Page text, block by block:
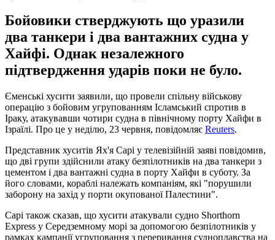
Бойовики стверджують що уразили
два танкери і два вантажних судна у
Хайфі. Однак незалежного
підтвердження ударів поки не було.
Єменські хусити заявили, що провели спільну військову
операцію з бойовим угрупованням Ісламський спротив в
Іраку, атакувавши чотири судна в північному порту Хайфи в
Ізраїлі. Про це у неділю, 23 червня, повідомляє Reuters.
Представник хуситів Ях'я Сарі у телевізійній заяві повідомив,
що дві групи здійснили атаку безпілотників на два танкери з
цементом і два вантажні судна в порту Хайфи в суботу. За
його словами, кораблі належать компаніям, які "порушили
заборону на захід у порти окупованої Палестини".
Сарі також сказав, що хусити атакували судно Shorthorn
Express у Середземному морі за допомогою безпілотників у
рамках кампанії угруповання з переривання судноплавства на